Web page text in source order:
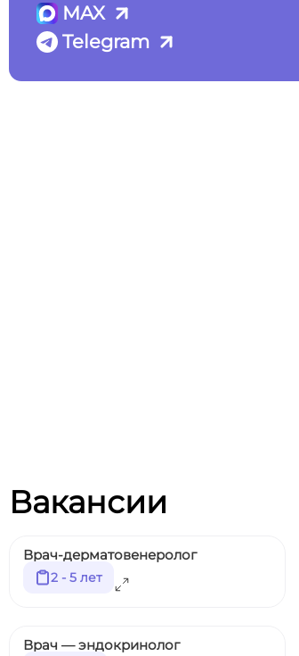
MAX
Telegram
Вакансии
Врач-дерматовенеролог
2 - 5 лет
Врач — эндокринолог